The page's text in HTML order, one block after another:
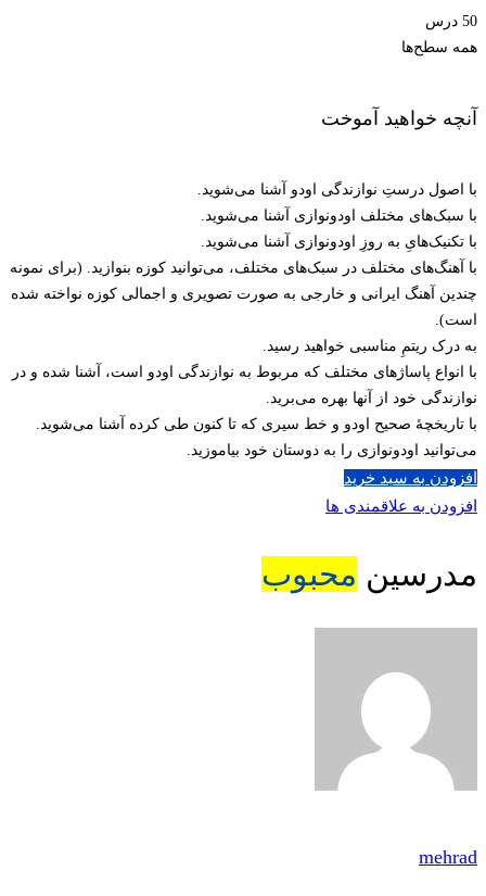
50 درس
همه سطح‌ها
آنچه خواهید آموخت
با اصول درستِ نوازندگی اودو آشنا می‌شوید.
با سبک‌های مختلف اودونوازی آشنا می‌شوید.
با تکنیک‌هایِ به روزِ اودونوازی آشنا می‌شوید.
با آهنگ‌های مختلف در سبک‌های مختلف، می‌توانید کوزه بنوازید. (برای نمونه
چندین آهنگ ایرانی و خارجی به صورت تصویری و اجمالی کوزه نواخته شده
است).
به درک ریتمِ مناسبی خواهید رسید.
با انواع پاساژهای مختلف که مربوط به نوازندگی اودو است، آشنا شده و در
نوازندگی خود از آنها بهره می‌برید.
با تاریخچۀ صحیح اودو و خط سیری که تا کنون طی کرده آشنا می‌شوید.
می‌توانید اودونوازی را به دوستان خود بیاموزید.
افزودن به سبد خرید
افزودن به علاقمندی ها
مدرسین محبوب
mehrad